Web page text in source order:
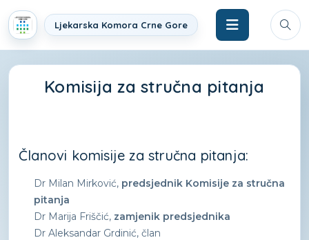
Ljekarska Komora Crne Gore
Komisija za stručna pitanja
Članovi komisije za stručna pitanja:
Dr Milan Mirković, predsjednik Komisije za stručna
pitanja
Dr Marija Friščić, zamjenik predsjednika
Dr Aleksandar Grdinić, član